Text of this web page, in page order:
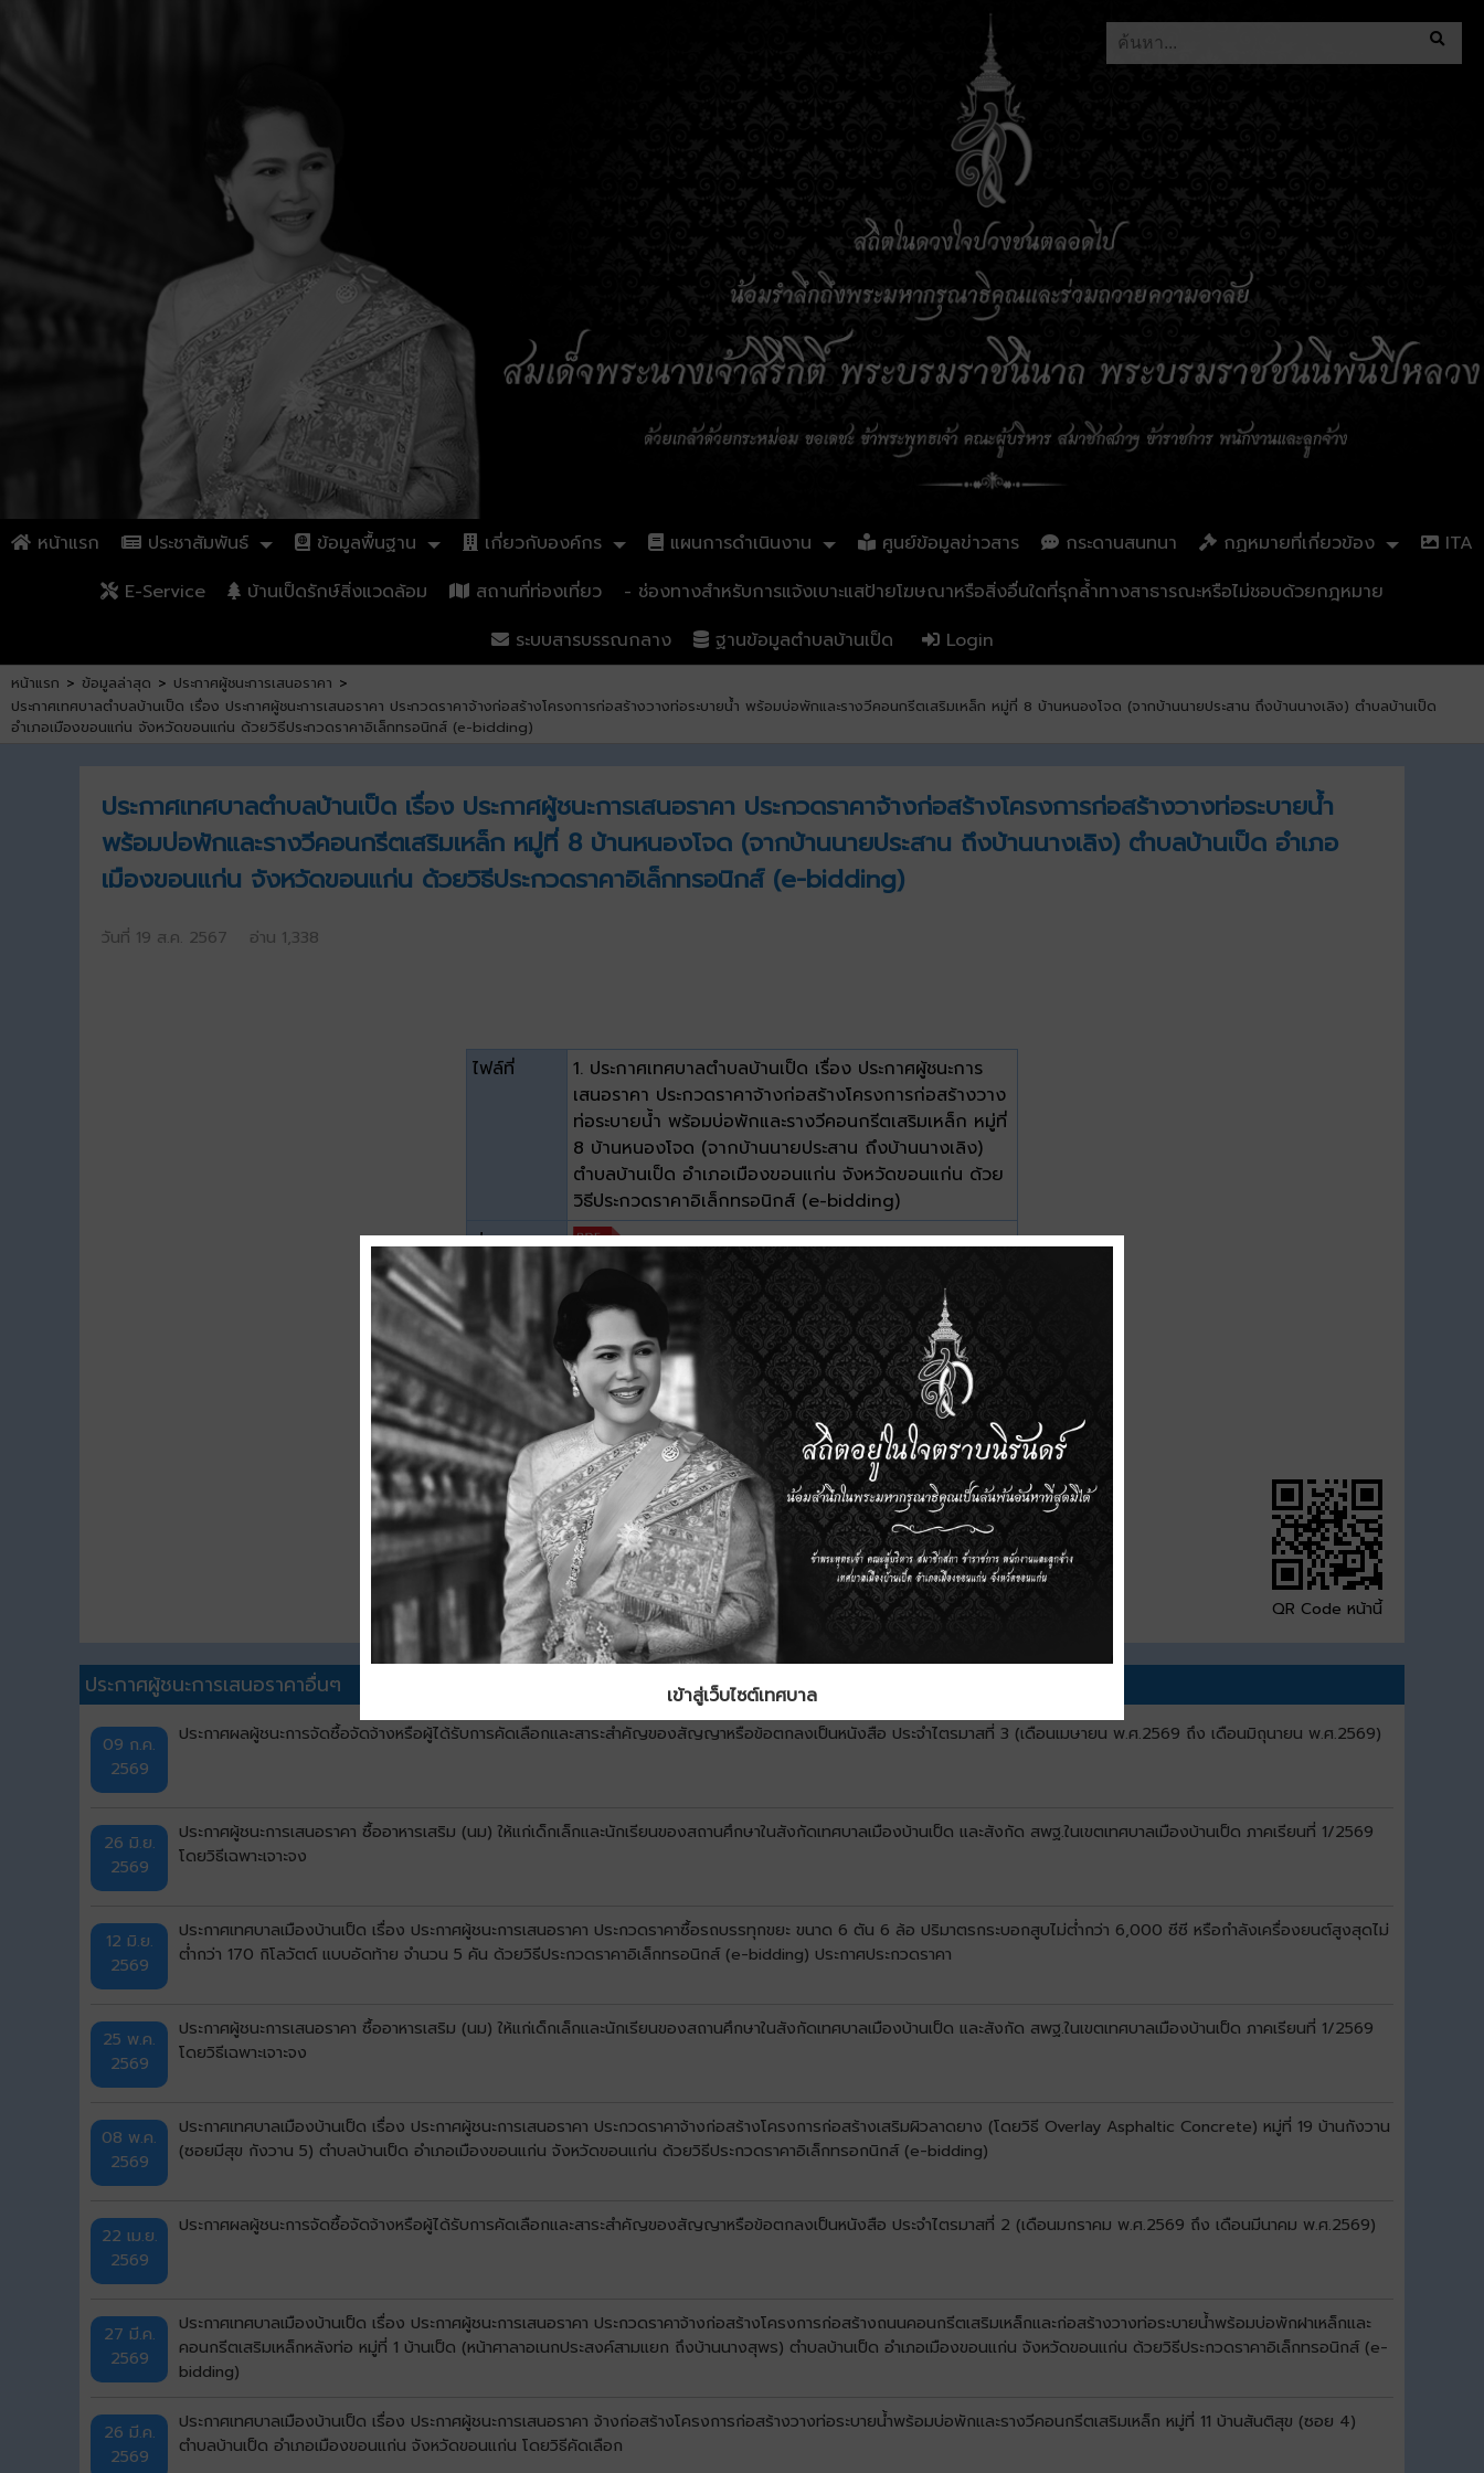
หน้าแรก ประชาสัมพันธ์ ข้อมูลพื้นฐาน เกี่ยวกับองค์กร แผนการดำเนินงาน ศูนย์ข้อมูลข่าวสาร กระดานสนทนา กฏหมายที่เกี่ยวข้อง
ITA
E-Service
บ้านเป็ดรักษ์สิ่งแวดล้อม สถานที่ท่องเที่ยว
- ช่องทางสำหรับการแจ้งเบาะแสป้ายโฆษณาหรือสิ่งอื่นใดที่รุกล้ำทางสาธารณะหรือไม่ชอบด้วยกฎหมาย
ระบบสารบรรณกลาง
ฐานข้อมูลตำบลบ้านเป็ด Login
หน้าแรก > ข้อมูลล่าสุด > ประกาศผู้ชนะการเสนอราคา >
ประกาศเทศบาลตำบลบ้านเป็ด เรื่อง ประกาศผู้ชนะการเสนอราคา ประกวดราคาจ้างก่อสร้างโครงการก่อสร้างวางท่อระบายน้ำ พร้อมบ่อพักและรางวีคอนกรีตเสริมเหล็ก หมู่ที่ 8 บ้านหนองโจด (จากบ้านนายประสาน ถึงบ้านนางเลิง) ตำบลบ้านเป็ด
อำเภอเมืองขอนแก่น จังหวัดขอนแก่น ด้วยวิธีประกวดราคาอิเล็กทรอนิกส์ (e-bidding)
ประกาศเทศบาลตำบลบ้านเป็ด เรื่อง ประกาศผู้ชนะการเสนอราคา ประกวดราคาจ้างก่อสร้างโครงการก่อสร้างวางท่อระบายน้ำ
พร้อมบ่อพักและรางวีคอนกรีตเสริมเหล็ก หมู่ที่ 8 บ้านหนองโจด (จากบ้านนายประสาน ถึงบ้านนางเลิง) ตำบลบ้านเป็ด อำเภอ
เมืองขอนแก่น จังหวัดขอนแก่น ด้วยวิธีประกวดราคาอิเล็กทรอนิกส์ (e-bidding)
วันที่ 19 ส.ค. 2567 อ่าน 1,338
ไฟล์ที่
1. ประกาศเทศบาลตำบลบ้านเป็ด เรื่อง ประกาศผู้ชนะการ
เสนอราคา ประกวดราคาจ้างก่อสร้างโครงการก่อสร้างวาง
ท่อระบายน้ำ พร้อมบ่อพักและรางวีคอนกรีตเสริมเหล็ก หมู่ที่
8 บ้านหนองโจด (จากบ้านนายประสาน ถึงบ้านนางเลิง)
ตำบลบ้านเป็ด อำเภอเมืองขอนแก่น จังหวัดขอนแก่น ด้วย
วิธีประกวดราคาอิเล็กทรอนิกส์ (e-bidding)
ประเภท
ขนาด
0.03 MB
ดาวน์โหลด
QR Code หน้านี้
ประกาศผู้ชนะการเสนอราคาอื่นๆ
09 ก.ค.
2569
ประกาศผลผู้ชนะการจัดซื้อจัดจ้างหรือผู้ได้รับการคัดเลือกและสาระสำคัญของสัญญาหรือข้อตกลงเป็นหนังสือ ประจำไตรมาสที่ 3 (เดือนเมษายน พ.ศ.2569 ถึง เดือนมิถุนายน พ.ศ.2569)
26 มิ.ย.
2569
ประกาศผู้ชนะการเสนอราคา ซื้ออาหารเสริม (นม) ให้แก่เด็กเล็กและนักเรียนของสถานศึกษาในสังกัดเทศบาลเมืองบ้านเป็ด และสังกัด สพฐ.ในเขตเทศบาลเมืองบ้านเป็ด ภาคเรียนที่ 1/2569
โดยวิธีเฉพาะเจาะจง
12 มิ.ย.
2569
ประกาศเทศบาลเมืองบ้านเป็ด เรื่อง ประกาศผู้ชนะการเสนอราคา ประกวดราคาซื้อรถบรรทุกขยะ ขนาด 6 ตัน 6 ล้อ ปริมาตรกระบอกสูบไม่ต่ำกว่า 6,000 ซีซี หรือกำลังเครื่องยนต์สูงสุดไม่
ต่ำกว่า 170 กิโลวัตต์ แบบอัดท้าย จำนวน 5 คัน ด้วยวิธีประกวดราคาอิเล็กทรอนิกส์ (e-bidding) ประกาศประกวดราคา
25 พ.ค.
2569
ประกาศผู้ชนะการเสนอราคา ซื้ออาหารเสริม (นม) ให้แก่เด็กเล็กและนักเรียนของสถานศึกษาในสังกัดเทศบาลเมืองบ้านเป็ด และสังกัด สพฐ.ในเขตเทศบาลเมืองบ้านเป็ด ภาคเรียนที่ 1/2569
โดยวิธีเฉพาะเจาะจง
08 พ.ค.
2569
ประกาศเทศบาลเมืองบ้านเป็ด เรื่อง ประกาศผู้ชนะการเสนอราคา ประกวดราคาจ้างก่อสร้างโครงการก่อสร้างเสริมผิวลาดยาง (โดยวิธี Overlay Asphaltic Concrete) หมู่ที่ 19 บ้านกังวาน
(ซอยมีสุข กังวาน 5) ตำบลบ้านเป็ด อำเภอเมืองขอนแก่น จังหวัดขอนแก่น ด้วยวิธีประกวดราคาอิเล็กทรอกนิกส์ (e-bidding)
22 เม.ย.
2569
ประกาศผลผู้ชนะการจัดซื้อจัดจ้างหรือผู้ได้รับการคัดเลือกและสาระสำคัญของสัญญาหรือข้อตกลงเป็นหนังสือ ประจำไตรมาสที่ 2 (เดือนมกราคม พ.ศ.2569 ถึง เดือนมีนาคม พ.ศ.2569)
27 มี.ค.
2569
ประกาศเทศบาลเมืองบ้านเป็ด เรื่อง ประกาศผู้ชนะการเสนอราคา ประกวดราคาจ้างก่อสร้างโครงการก่อสร้างถนนคอนกรีตเสริมเหล็กและก่อสร้างวางท่อระบายน้ำพร้อมบ่อพักฝาเหล็กและ
คอนกรีตเสริมเหล็กหลังท่อ หมู่ที่ 1 บ้านเป็ด (หน้าศาลาอเนกประสงค์สามแยก ถึงบ้านนางสุพร) ตำบลบ้านเป็ด อำเภอเมืองขอนแก่น จังหวัดขอนแก่น ด้วยวิธีประกวดราคาอิเล็กทรอนิกส์ (e-
bidding)
26 มี.ค.
2569
ประกาศเทศบาลเมืองบ้านเป็ด เรื่อง ประกาศผู้ชนะการเสนอราคา จ้างก่อสร้างโครงการก่อสร้างวางท่อระบายน้ำพร้อมบ่อพักและรางวีคอนกรีตเสริมเหล็ก หมู่ที่ 11 บ้านสันติสุข (ซอย 4)
ตำบลบ้านเป็ด อำเภอเมืองขอนแก่น จังหวัดขอนแก่น โดยวิธีคัดเลือก
เข้าสู่เว็บไซต์เทศบาล